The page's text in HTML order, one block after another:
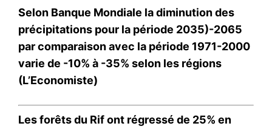
Selon Banque Mondiale la diminution des
précipitations pour la période 2035)-2065
par comparaison avec la période 1971-2000
varie de -10% à -35% selon les régions
(L’Economiste)
Les forêts du Rif ont régressé de 25% en